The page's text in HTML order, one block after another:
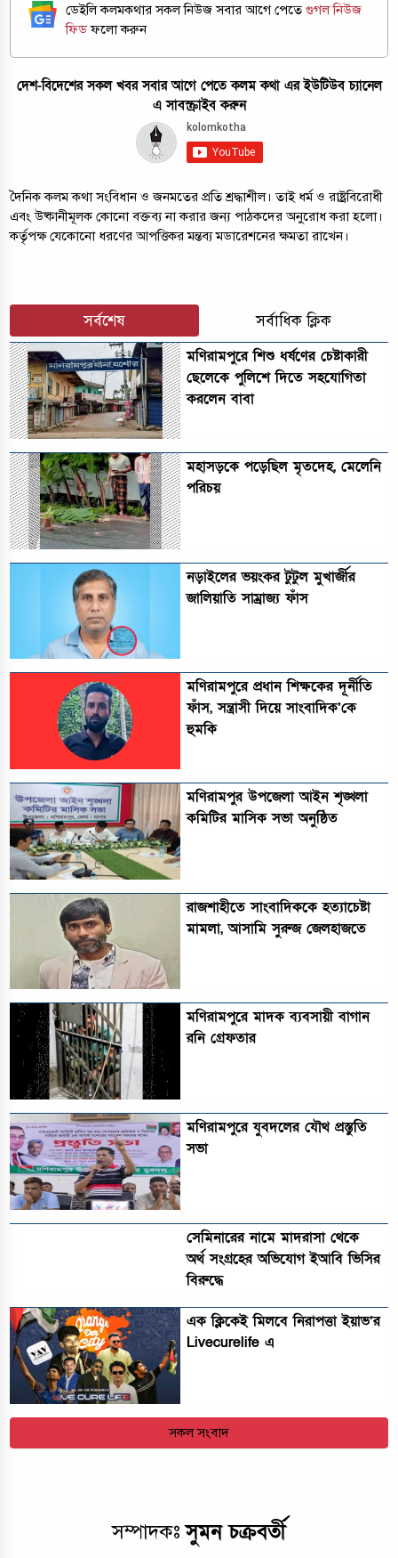
ডেইলি কলমকথার সকল নিউজ সবার আগে পেতেগুগল নিউজ
ফিডফলো করুন
দেশ-বিদেশের সকল খবর সবার আগে পেতে কলম কথা এর ইউটিউব চ্যানেল
এ সাবস্ক্রাইব করুন
দৈনিক কলম কথা সংবিধান ও জনমতের প্রতি শ্রদ্ধাশীল। তাই ধর্ম ও রাষ্ট্রবিরোধী
এবং উষ্কানীমূলক কোনো বক্তব্য না করার জন্য পাঠকদের অনুরোধ করা হলো।
কর্তৃপক্ষ যেকোনো ধরণের আপত্তিকর মন্তব্য মডারেশনের ক্ষমতা রাখেন।
সর্বশেষ সর্বাধিক ক্লিক
মণিরামপুরে শিশু ধর্ষণের চেষ্টাকারী
ছেলেকে পুলিশে দিতে সহযোগিতা
করলেন বাবা
মহাসড়কে পড়েছিল মৃতদেহ, মেলেনি
পরিচয়
নড়াইলের ভয়ংকর টুটুল মুখার্জীর
জালিয়াতি সাম্রাজ্য ফাঁস
মণিরামপুরে প্রধান শিক্ষকের দূর্নীতি
ফাঁস, সন্ত্রাসী দিয়ে সাংবাদিক’কে
হুমকি
মণিরামপুর উপজেলা আইন শৃঙ্খলা
কমিটির মাসিক সভা অনুষ্ঠিত‎‎
রাজশাহীতে সাংবাদিককে হত্যাচেষ্টা
মামলা, আসামি সুরুজ জেলহাজতে
মণিরামপুরে মাদক ব্যবসায়ী বাগান
রনি গ্রেফতার
মণিরামপুরে যুবদলের যৌথ প্রস্তুতি
সভা
সেমিনারের নামে মাদরাসা থেকে
অর্থ সংগ্রহের অভিযোগ ইআবি ভিসির
বিরুদ্ধে
এক ক্লিকেই মিলবে নিরাপত্তা ইয়াভ’র
Livecurelife এ
সকল সংবাদ
সম্পাদকঃসুমন চক্রবর্তী